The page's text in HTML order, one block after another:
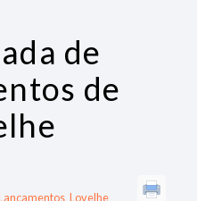
de
de